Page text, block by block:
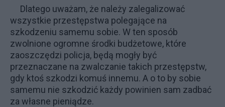
Dlatego uważam, że należy zalegalizować
wszystkie przestępstwa polegające na
szkodzeniu samemu sobie. W ten sposób
zwolnione ogromne środki budżetowe, które
zaoszczędzi policja, będą mogły być
przeznaczane na zwalczanie takich przestępstw,
gdy ktoś szkodzi komuś innemu. A o to by sobie
samemu nie szkodzić każdy powinien sam zadbać
za własne pieniądze.